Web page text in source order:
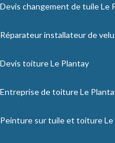
Devis changement de tuile Le
Réparateur installateur de
Devis toiture Le Plantay
Entreprise de toiture Le
Peinture sur tuile et toiture Le